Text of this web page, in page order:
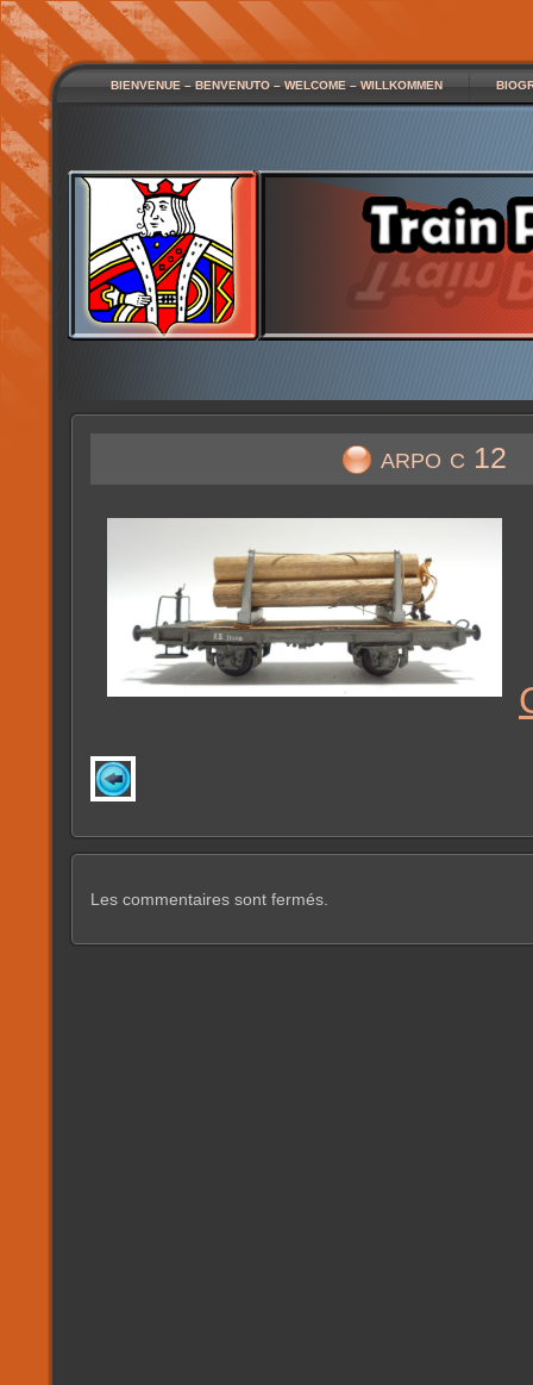
BIENVENUE – BENVENUTO – WELCOME – WILLKOMMEN
arpo c 12
Les commentaires sont fermés.